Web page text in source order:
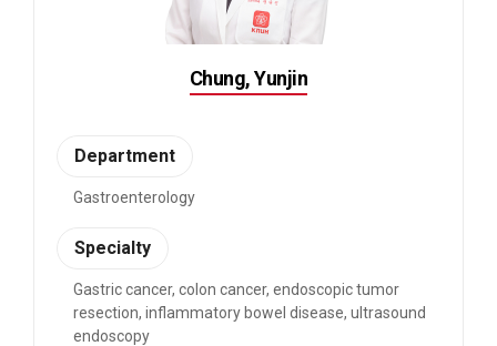
Chung, Yunjin
Department
Gastroenterology
Specialty
Gastric cancer, colon cancer, endoscopic tumor
resection, inflammatory bowel disease, ultrasound
endoscopy